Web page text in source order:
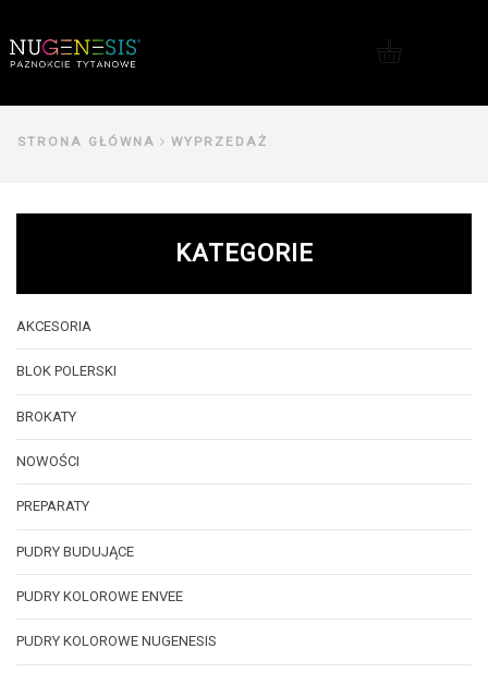
STRONA GŁÓWNA WYPRZEDAŻ
KATEGORIE
AKCESORIA
BLOK POLERSKI
BROKATY
NOWOŚCI
PREPARATY
PUDRY BUDUJĄCE
PUDRY KOLOROWE ENVEE
PUDRY KOLOROWE NUGENESIS